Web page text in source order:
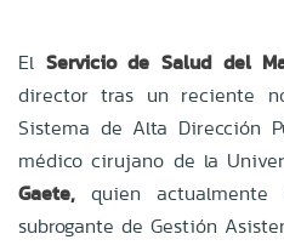
El Servicio de Salud del
director tras un reciente
Sistema de Alta Dirección
médico cirujano de la
Gaete, quien actualmente
subrogante de Gestión